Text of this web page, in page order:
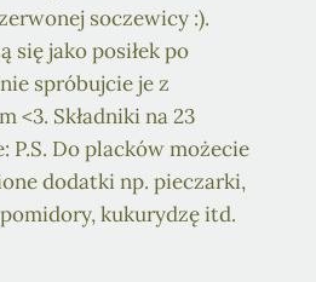
soczewicy :).
się jako posiłek po
spróbujcie je z
<3. Składniki na 23
P.S. Do placków możecie
dodatki np. pieczarki,
kukurydzę itd.